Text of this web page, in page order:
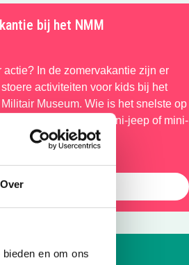
Over
en om ons
bij het NMM
actie? In de zomervakantie zijn er
activiteiten voor kids bij het
Museum. Wie is het snelste op
Rijd zelf in een mini-jeep of mini-
aanbod